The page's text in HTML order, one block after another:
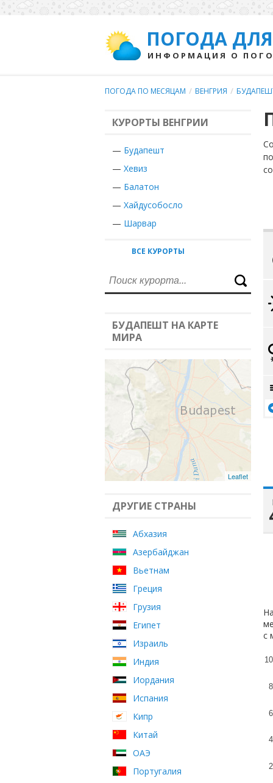
ПОГОДА
ИНФОРМАЦИЯ О
ПОГОДА ПО МЕСЯЦАМ / ВЕНГРИЯ /
КУРОРТЫ ВЕНГРИИ
— Будапешт
— Хевиз
— Балатон
— Хайдусобосло
— Шарвар
ВСЕ КУРОРТЫ
БУДАПЕШТ НА КАРТЕ
МИРА
Leaflet
ДРУГИЕ СТРАНЫ
Абхазия
Азербайджан
Вьетнам
Греция
Грузия
Египет
Израиль
Индия
Иордания
Испания
Кипр
Китай
ОАЭ
Португалия
с